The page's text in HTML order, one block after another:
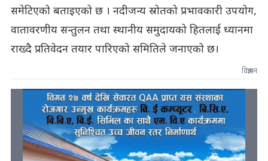
समेटिएको बताइएको छ । नदीजन्य स्रोतको प्रभावकारी उपयोग,
वातावरणीय सन्तुलन तथा स्थानीय समुदायको हितलाई ध्यानमा
राख्दै प्रतिवेदन तयार पारिएको समितिले जनाएको छ।
विज्ञापन